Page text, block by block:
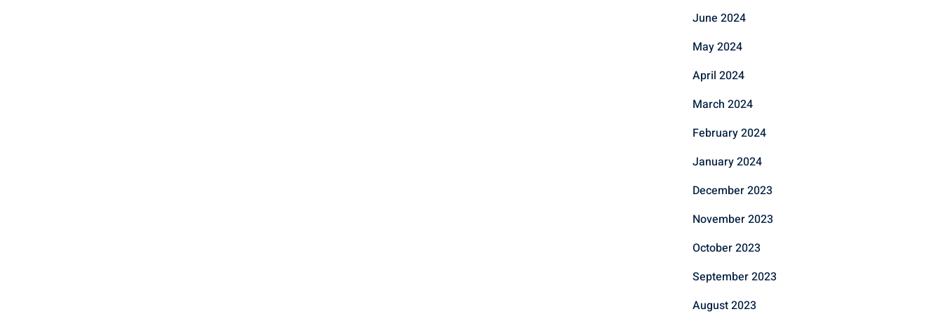
June 2024
May 2024
April 2024
March 2024
February 2024
January 2024
December 2023
November 2023
October 2023
September 2023
August 2023